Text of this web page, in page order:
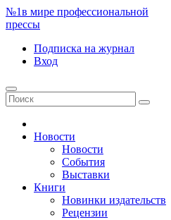
№1в мире профессиональной
прессы
Подписка на журнал
Вход
Новости
Новости
События
Выставки
Книги
Новинки издательств
Рецензии